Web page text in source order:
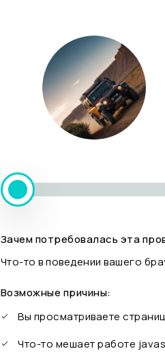
Зачем потребовалась эта
Что-то в поведении вашего
Возможные причины:
Вы просматриваете
Что-то мешает работе